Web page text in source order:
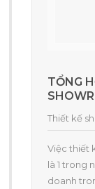
TỔNG
Thiết kế
Việc thiết
là 1 trong
doanh